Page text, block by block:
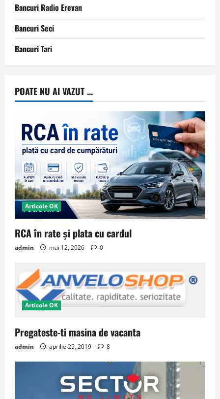
Bancuri Radio Erevan
Bancuri Seci
Bancuri Tari
POATE NU AI VAZUT ...
Articole OK
RCA în rate și plata cu cardul
admin mai 12, 2026 0
Articole OK
Pregateste-ti masina de vacanta
admin aprilie 25, 2019 8